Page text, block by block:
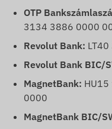
OTP
3134 3886 0000
Revolut Bank:
Revolut Bank BIC/
MagnetBank:
0000
MagnetBank BIC/